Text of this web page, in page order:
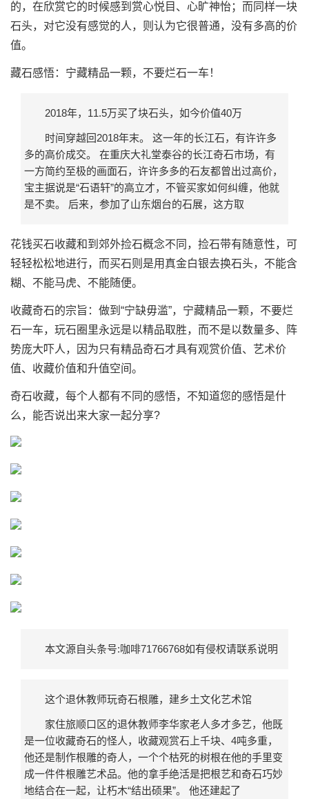
的，在欣赏它的时候感到赏心悦目、心旷神怡；而同样一块
石头，对它没有感觉的人，则认为它很普通，没有多高的价
值。
藏石感悟：宁藏精品一颗，不要烂石一车！
2018年，11.5万买了块石头，如今价值40万
时间穿越回2018年末。 这一年的长江石，有许许多
多的高价成交。 在重庆大礼堂泰谷的长江奇石市场，有
一方简约至极的画面石，许许多多的石友都曾出过高价，
宝主据说是“石语轩”的高立才，不管买家如何纠缠，他就
是不卖。 后来，参加了山东烟台的石展，这方取
花钱买石收藏和到郊外捡石概念不同，捡石带有随意性，可
轻轻松松地进行，而买石则是用真金白银去换石头，不能含
糊、不能马虎、不能随便。
收藏奇石的宗旨：做到“宁缺毋滥”，宁藏精品一颗，不要烂
石一车，玩石圈里永远是以精品取胜，而不是以数量多、阵
势庞大吓人，因为只有精品奇石才具有观赏价值、艺术价
值、收藏价值和升值空间。
奇石收藏，每个人都有不同的感悟，不知道您的感悟是什
么，能否说出来大家一起分享?
本文源自头条号:咖啡71766768如有侵权请联系说明
这个退休教师玩奇石根雕，建乡土文化艺术馆
家住旅顺口区的退休教师李华家老人多才多艺，他既
是一位收藏奇石的怪人，收藏观赏石上千块、4吨多重，
他还是制作根雕的奇人，一个个枯死的树根在他的手里变
成一件件根雕艺术品。他的拿手绝活是把根艺和奇石巧妙
地结合在一起，让朽木“结出硕果”。 他还建起了